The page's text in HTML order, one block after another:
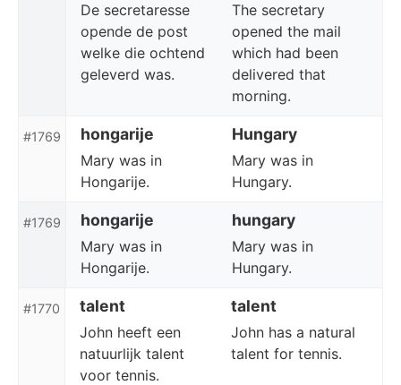
De secretaresse
opende de post
welke die ochtend
geleverd was.
The secretary
opened the mail
which had been
delivered that
morning.
#1769 hongarije Hungary
Mary was in
Hongarije.
Mary was in
Hungary.
#1769 hongarije hungary
Mary was in
Hongarije.
Mary was in
Hungary.
#1770 talent talent
John heeft een
natuurlijk talent
voor tennis.
John has a natural
talent for tennis.